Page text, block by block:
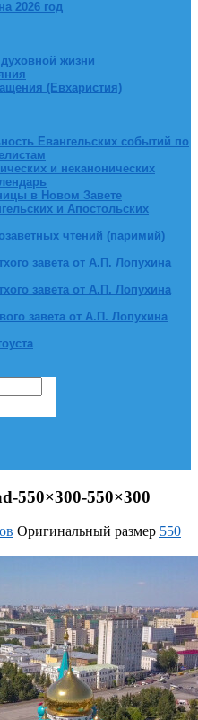
2026 год
жизни
(Евхаристия)
Евангельских событий по
и неканонических
в Новом Завете
и Апостольских
чтений (паримий)
завета от А.П. Лопухина
завета от А.П. Лопухина
завета от А.П. Лопухина
550×300-550×300
Оригинальный размер 550